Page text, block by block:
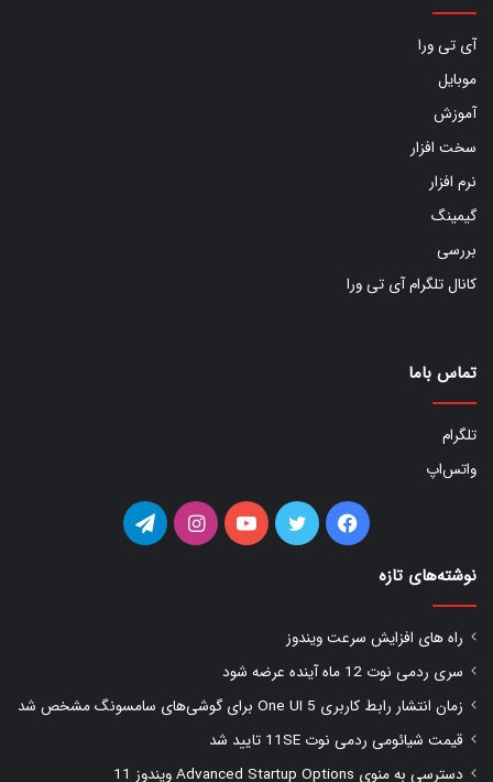
آی تی ورا
موبایل
آموزش
سخت افزار
نرم افزار
گیمینگ
بررسی
کانال تلگرام آی تی ورا
تماس باما
تلگرام
واتس‌اپ
فیس توییتر یوتیوب اینستاگرامتلگرام
نوشته‌های تازه
راه های افزایش سرعت ویندوز
سری ردمی نوت 12 ماه آینده عرضه شود
زمان انتشار رابط کاربری One UI 5 برای گوشی‌های سامسونگ مشخص شد
قیمت شیائومی ردمی نوت 11SE تایید شد
دسترسی به منوی Advanced Startup Options ویندوز 11